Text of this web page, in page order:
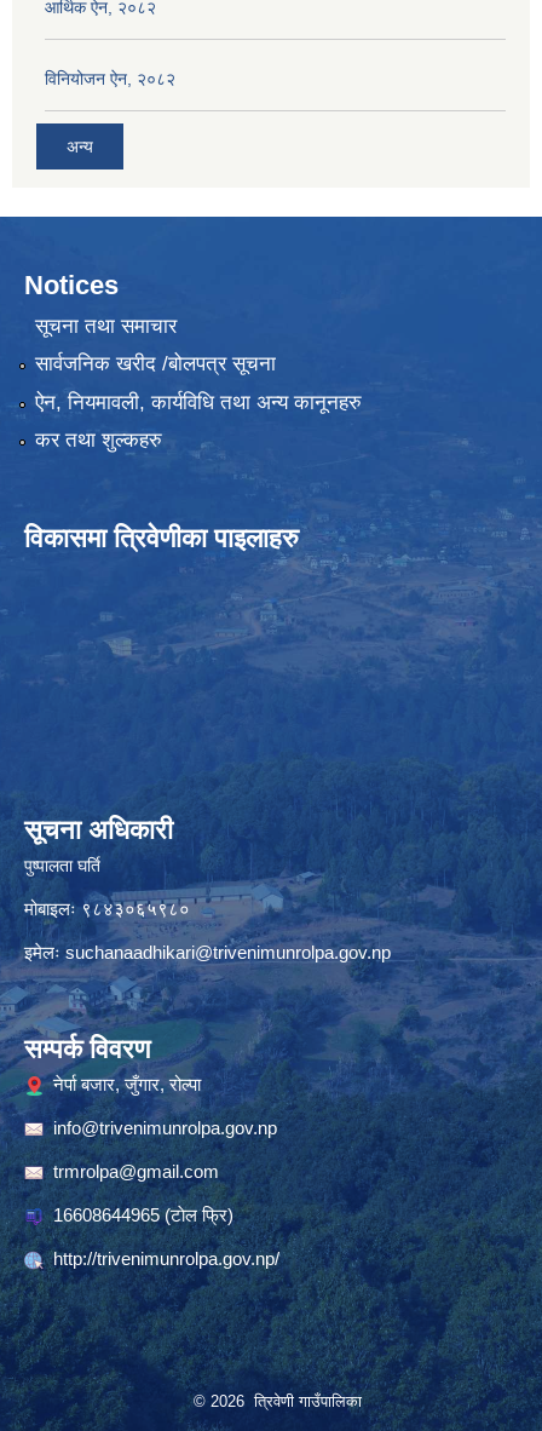
आर्थिक ऐन, २०८२
विनियोजन ऐन, २०८२
अन्य
Notices
सूचना तथा समाचार
सार्वजनिक खरीद /बोलपत्र सूचना
ऐन, नियमावली, कार्यविधि तथा अन्य कानूनहरु
कर तथा शुल्कहरु
विकासमा त्रिवेणीका पाइलाहरु
सूचना अधिकारी
पुष्पालता घर्ति
मोबाइलः ९८४३०६५९८०
इमेलःsuchanaadhikari@trivenimunrolpa.gov.np
सम्पर्क विवरण
नेर्पा बजार, जुँगार, रोल्पा
info@trivenimunrolpa.gov.np
trmrolpa@gmail.com
16608644965(टाेल फ्रि)
http://trivenimunrolpa.gov.np/
© 2026 त्रिवेणी गाउँपालिका